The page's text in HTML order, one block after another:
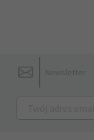
Newsletter